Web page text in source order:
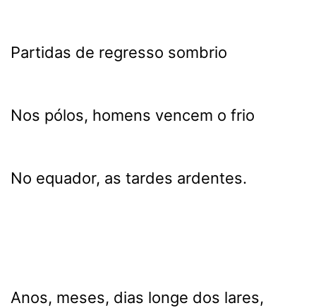
Partidas de regresso sombrio
Nos pólos, homens vencem o frio
No equador, as tardes ardentes.
Anos, meses, dias longe dos lares,